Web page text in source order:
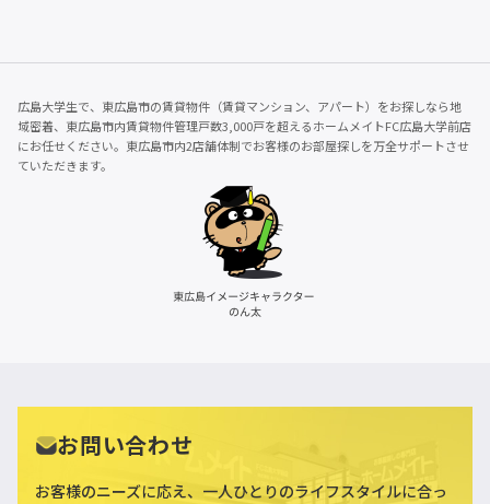
広島大学生で、東広島市の賃貸物件（賃貸マンション、アパート）をお探しなら地
域密着、東広島市内賃貸物件管理戸数3,000戸を超えるホームメイトFC広島大学前店
にお任せください。東広島市内2店舗体制でお客様のお部屋探しを万全サポートさせ
ていただきます。
お問い合わせ
お客様のニーズに応え、一人ひとりのライフスタイルに合っ